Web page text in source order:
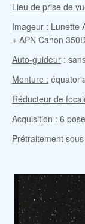
Lieu de prise de
Imageur : Lunette
+ APN Canon
Auto-guideur :
Monture :
Réducteur de
Acquisition : 6
Prétraitement